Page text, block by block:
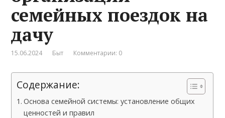
семейных поездок на
дачу
15.06.2024 Быт Комментарии: 0
Содержание:
Основа семейной системы: установление общих
ценностей и правил